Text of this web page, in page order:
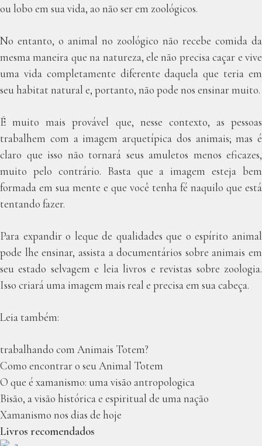
ou lobo em sua vida, ao não ser em zoológicos.
No entanto, o animal no zoológico não recebe comida da
mesma maneira que na natureza, ele não precisa caçar e vive
uma vida completamente diferente daquela que teria em
seu habitat natural e, portanto, não pode nos ensinar muito.
É muito mais provável que, nesse contexto, as pessoas
trabalhem com a imagem arquetípica dos animais; mas é
claro que isso não tornará seus amuletos menos eficazes,
muito pelo contrário. Basta que a imagem esteja bem
formada em sua mente e que você tenha fé naquilo que está
tentando fazer.
Para expandir o leque de qualidades que o espírito animal
pode lhe ensinar, assista a documentários sobre animais em
seu estado selvagem e leia livros e revistas sobre zoologia.
Isso criará uma imagem mais real e precisa em sua cabeça.
Leia também:
trabalhando com Animais Totem?
Como encontrar o seu Animal Totem
O que é xamanismo: uma visão antropologica
Bisão, a visão histórica e espiritual de uma nação
Xamanismo nos dias de hoje
Livros recomendados